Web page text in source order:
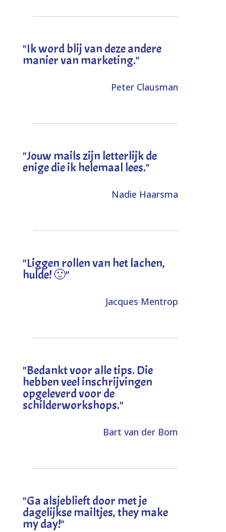
"Ik word blij van deze andere
manier van marketing."
Peter Clausman
"Jouw mails zijn letterlijk de
enige die ik helemaal lees."
Nadie Haarsma
"Liggen rollen van het lachen,
hulde! 🙂"
Jacques Mentrop
"Bedankt voor alle tips. Die
hebben veel inschrijvingen
opgeleverd voor de
schilderworkshops."
Bart van der Bom
"Ga alsjeblieft door met je
dagelijkse mailtjes, they make
my day!"